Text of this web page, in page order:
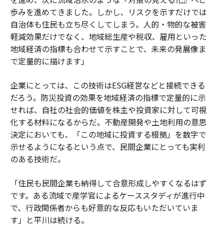
歩みを進めてきました。しかし、リスクを示すだけでは
自治体も住民も立ち尽くしてしまう。人的・物的な被害
軽減効果だけでなく、地域総生産や税収、雇用といった
地域経済の指標も合わせて示すことで、未来の発展像ま
で定量的に描けます」
企業にとっては、この技術はESG経営などと接続できる
だろう。防災投資の効果を地域経済の指標で定量的に示
せれば、自社の社会的価値を株主や投資家に対して可視
化する材料になるからだ。不動産開発や土地利用の意思
決定においても、「この地域に投資する根拠」を数字で
示せるようになるという点で、民間企業にとっても実利
のある技術だ。
「住民も民間企業も納得して合意形成しやすくなるはず
です。ある流域で産学官によるケーススタディが進行中
で、行政関係者からも好意的な反応もいただいていま
す」と平川は続ける。